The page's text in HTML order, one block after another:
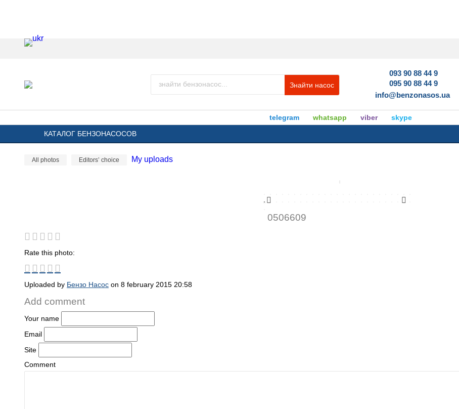
Знайти насос
093 90 88 44 9
095 90 88 44 9
info@benzonasos.ua
telegram whatsapp viber
skype
КАТАЛОГ БЕНЗОНАСОСОВ
All photos Editors’ choice My uploads
0506609
Rate this photo:
Uploaded by Бензо Насос on 8 february 2015 20:58
Add comment
Your name
Email
Site
Comment